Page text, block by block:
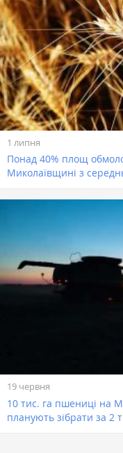
1 липня
Понад 40% площ
Миколаївщині з
19 червня
10 тис. га пшениці на
планують зібрати за 2